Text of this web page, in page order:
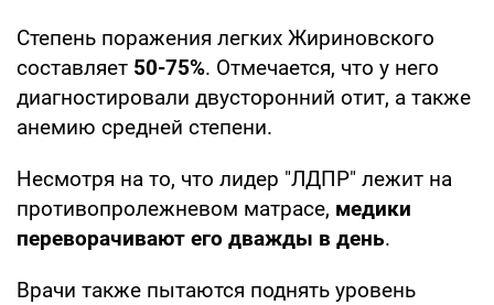
Степень поражения легких Жириновского
составляет 50-75%. Отмечается, что у него
диагностировали двусторонний отит, а также
анемию средней степени.
Несмотря на то, что лидер "ЛДПР" лежит на
противопролежневом матрасе, медики
переворачивают его дважды в день.
Врачи также пытаются поднять уровень